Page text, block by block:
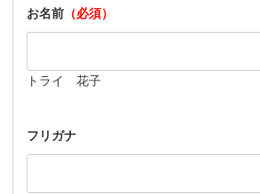
お名前 （必須）
トライ 花子
フリガナ